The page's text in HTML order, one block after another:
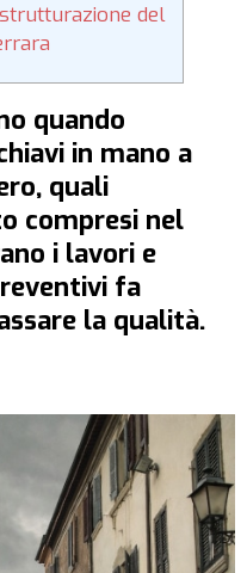
del
quando
in mano a
quali
compresi nel
i lavori e
fa
la qualità.